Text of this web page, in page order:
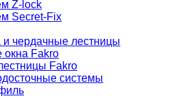
Z-lock
Secret-Fix
чердачные лестницы
Fakro
Fakro
системы